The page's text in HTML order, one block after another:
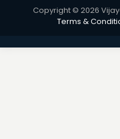
Copyright © 2026
Terms &